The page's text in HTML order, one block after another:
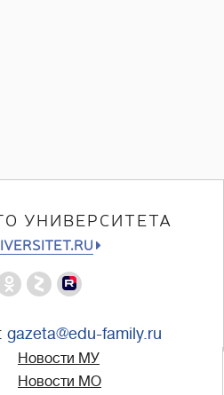
УНИВЕРСИТЕТА
gazeta@edu-family.ru
Новости МУ
Новости МО